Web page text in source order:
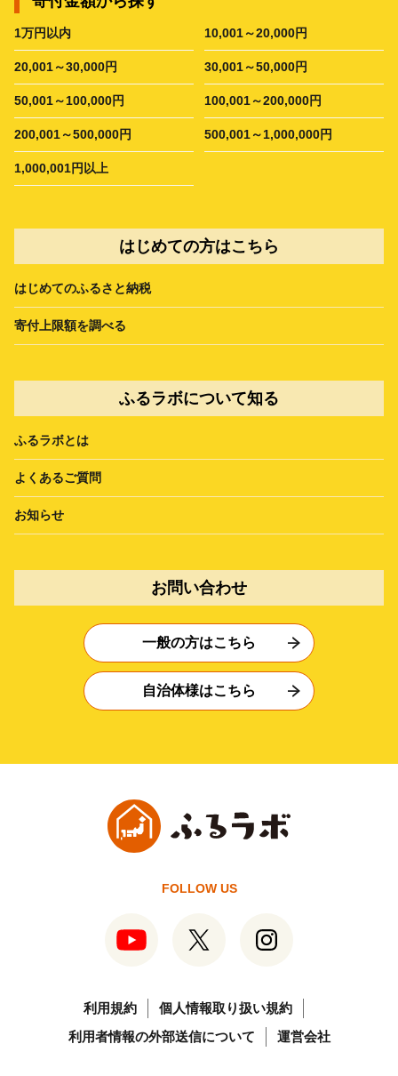
1万円以内 10,001～20,000円
20,001～30,000円 30,001～50,000円
50,001～100,000円 100,001～200,000円
200,001～500,000円 500,001～1,000,000円
1,000,001円以上
はじめての方はこちら
はじめてのふるさと納税
寄付上限額を調べる
ふるラボについて知る
ふるラボとは
よくあるご質問
お知らせ
お問い合わせ
一般の方はこちら
自治体様はこちら
FOLLOW US
利用規約
個人情報取り扱い規約
利用者情報の外部送信について
運営会社